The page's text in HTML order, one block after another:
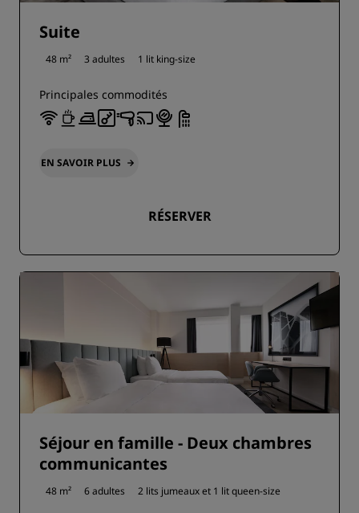
Suite
48 m² 3 adultes 1 lit king-size
Principales commodités
EN SAVOIR PLUS
RÉSERVER
Séjour en famille - Deux chambres
communicantes
48 m² 6 adultes 2 lits jumeaux et 1 lit queen-size